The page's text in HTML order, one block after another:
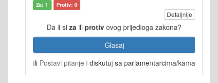
Za: 1 Protiv: 0
Detaljnije
Da li si za ili protiv ovog prijedloga zakona?
Glasaj
ili Postavi pitanje i diskutuj sa parlamentarcima/kama